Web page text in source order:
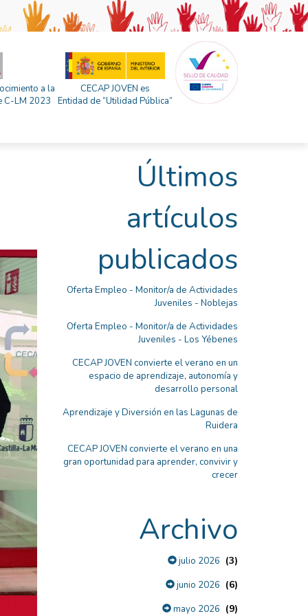
a la
C-LM 2023
CECAP JOVEN es
Entidad de “Utilidad Pública”
Últimos
artículos
publicados
Oferta Empleo - Monitor/a de Actividades
Juveniles - Noblejas
Oferta Empleo - Monitor/a de Actividades
Juveniles - Los Yébenes
CECAP JOVEN convierte el verano en un
espacio de aprendizaje, autonomía y
desarrollo personal
Aprendizaje y Diversión en las Lagunas de
Ruidera
CECAP JOVEN convierte el verano en una
gran oportunidad para aprender, convivir y
crecer
Archivo
julio 2026 (3)
junio 2026 (6)
mayo 2026 (9)